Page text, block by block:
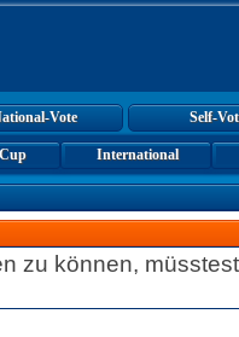
Vote Self-
International
zu können,